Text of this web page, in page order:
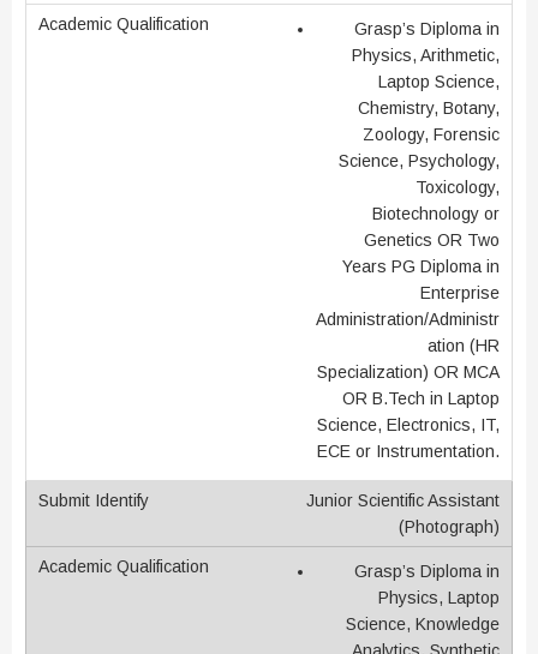
Grasp’s Diploma in
Physics, Arithmetic,
Laptop Science,
Chemistry, Botany,
Zoology, Forensic
Science, Psychology,
Toxicology,
Biotechnology or
Genetics OR Two
Years PG Diploma in
Enterprise
Administration/Administr
ation (HR
Specialization) OR MCA
OR B.Tech in Laptop
Science, Electronics, IT,
ECE or Instrumentation.
Junior Scientific Assistant
(Photograph)
Grasp’s Diploma in
Physics, Laptop
Science, Knowledge